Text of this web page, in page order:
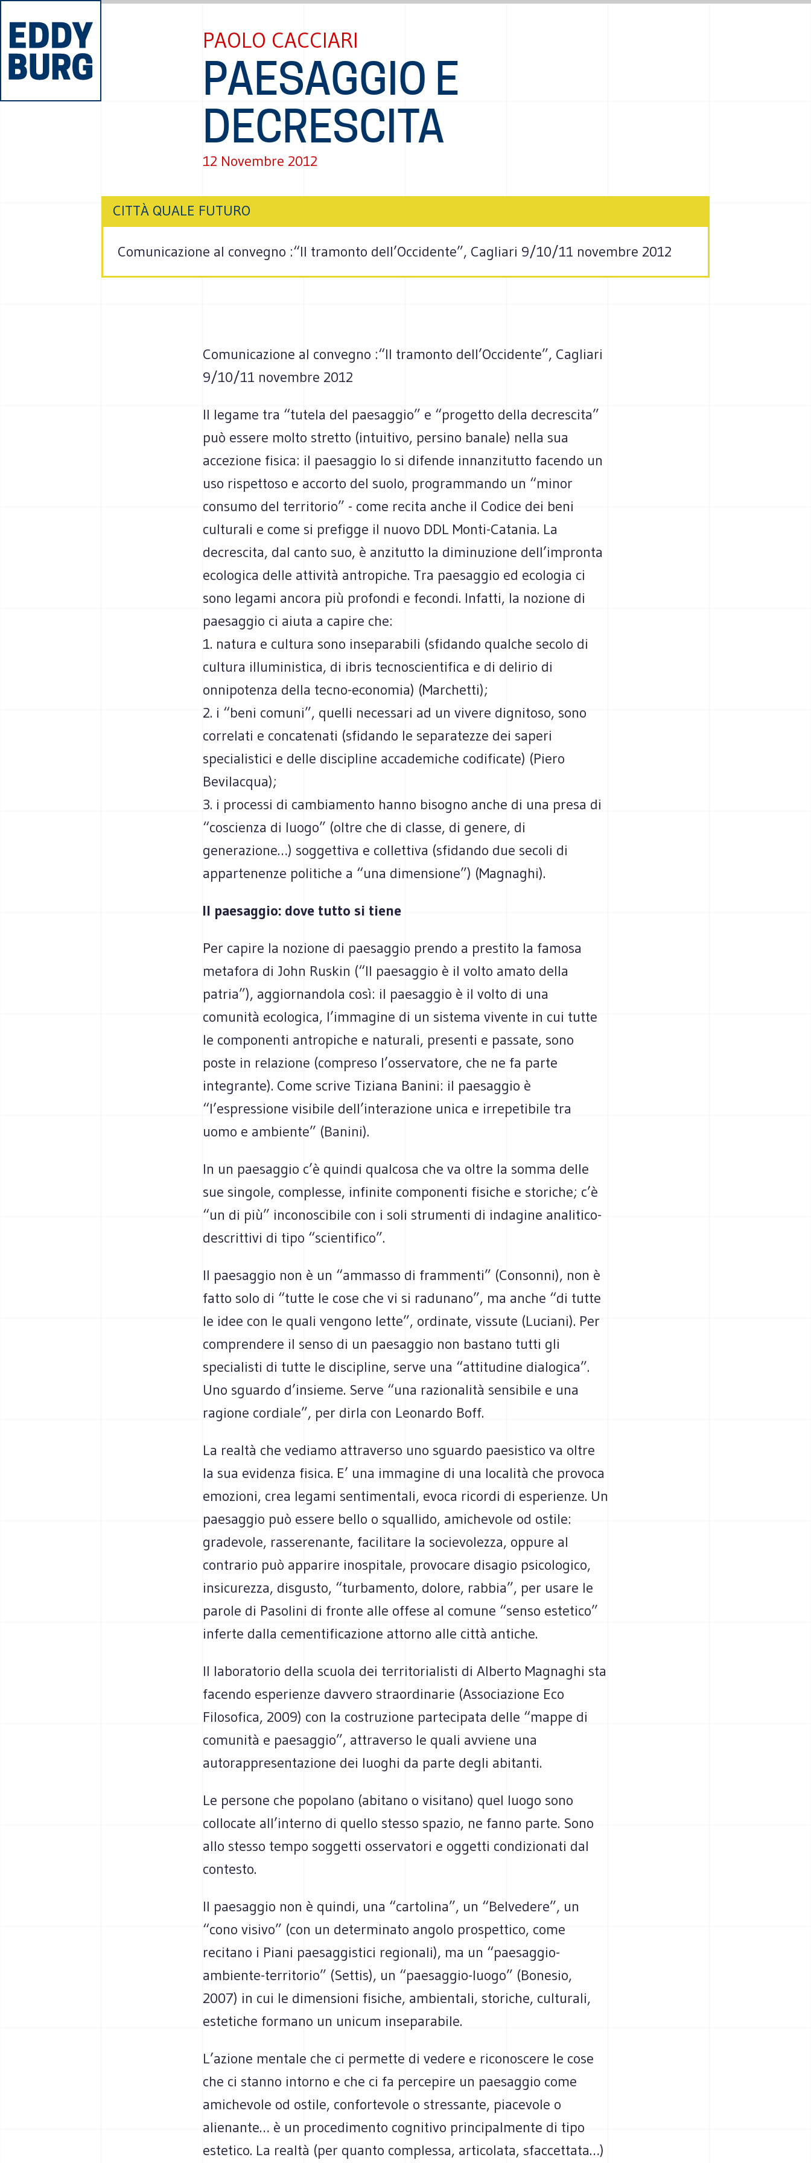
PAOLO CACCIARI
PAESAGGIO E
DECRESCITA
12 Novembre 2012
CITTÀ QUALE FUTURO
Comunicazione al convegno :“Il tramonto dell’Occidente”, Cagliari 9/10/11 novembre 2012
Comunicazione al convegno :“Il tramonto dell’Occidente”, Cagliari
9/10/11 novembre 2012
Il legame tra “tutela del paesaggio” e “progetto della decrescita”
può essere molto stretto (intuitivo, persino banale) nella sua
accezione fisica: il paesaggio lo si difende innanzitutto facendo un
uso rispettoso e accorto del suolo, programmando un “minor
consumo del territorio” - come recita anche il Codice dei beni
culturali e come si prefigge il nuovo DDL Monti-Catania. La
decrescita, dal canto suo, è anzitutto la diminuzione dell’impronta
ecologica delle attività antropiche. Tra paesaggio ed ecologia ci
sono legami ancora più profondi e fecondi. Infatti, la nozione di
paesaggio ci aiuta a capire che:
1. natura e cultura sono inseparabili (sfidando qualche secolo di
cultura illuministica, di ibris tecnoscientifica e di delirio di
onnipotenza della tecno-economia) (Marchetti);
2. i “beni comuni”, quelli necessari ad un vivere dignitoso, sono
correlati e concatenati (sfidando le separatezze dei saperi
specialistici e delle discipline accademiche codificate) (Piero
Bevilacqua);
3. i processi di cambiamento hanno bisogno anche di una presa di
“coscienza di luogo” (oltre che di classe, di genere, di
generazione…) soggettiva e collettiva (sfidando due secoli di
appartenenze politiche a “una dimensione”) (Magnaghi).
Il paesaggio: dove tutto si tiene
Per capire la nozione di paesaggio prendo a prestito la famosa
metafora di John Ruskin (“Il paesaggio è il volto amato della
patria”), aggiornandola così: il paesaggio è il volto di una
comunità ecologica, l’immagine di un sistema vivente in cui tutte
le componenti antropiche e naturali, presenti e passate, sono
poste in relazione (compreso l’osservatore, che ne fa parte
integrante). Come scrive Tiziana Banini: il paesaggio è
“l’espressione visibile dell’interazione unica e irrepetibile tra
uomo e ambiente” (Banini).
In un paesaggio c’è quindi qualcosa che va oltre la somma delle
sue singole, complesse, infinite componenti fisiche e storiche; c’è
“un di più” inconoscibile con i soli strumenti di indagine analitico-
descrittivi di tipo “scientifico”.
Il paesaggio non è un “ammasso di frammenti” (Consonni), non è
fatto solo di “tutte le cose che vi si radunano”, ma anche “di tutte
le idee con le quali vengono lette”, ordinate, vissute (Luciani). Per
comprendere il senso di un paesaggio non bastano tutti gli
specialisti di tutte le discipline, serve una “attitudine dialogica”.
Uno sguardo d’insieme. Serve “una razionalità sensibile e una
ragione cordiale”, per dirla con Leonardo Boff.
La realtà che vediamo attraverso uno sguardo paesistico va oltre
la sua evidenza fisica. E’ una immagine di una località che provoca
emozioni, crea legami sentimentali, evoca ricordi di esperienze. Un
paesaggio può essere bello o squallido, amichevole od ostile:
gradevole, rasserenante, facilitare la socievolezza, oppure al
contrario può apparire inospitale, provocare disagio psicologico,
insicurezza, disgusto, “turbamento, dolore, rabbia”, per usare le
parole di Pasolini di fronte alle offese al comune “senso estetico”
inferte dalla cementificazione attorno alle città antiche.
Il laboratorio della scuola dei territorialisti di Alberto Magnaghi sta
facendo esperienze davvero straordinarie (Associazione Eco
Filosofica, 2009) con la costruzione partecipata delle “mappe di
comunità e paesaggio”, attraverso le quali avviene una
autorappresentazione dei luoghi da parte degli abitanti.
Le persone che popolano (abitano o visitano) quel luogo sono
collocate all’interno di quello stesso spazio, ne fanno parte. Sono
allo stesso tempo soggetti osservatori e oggetti condizionati dal
contesto.
Il paesaggio non è quindi, una “cartolina”, un “Belvedere”, un
“cono visivo” (con un determinato angolo prospettico, come
recitano i Piani paesaggistici regionali), ma un “paesaggio-
ambiente-territorio” (Settis), un “paesaggio-luogo” (Bonesio,
2007) in cui le dimensioni fisiche, ambientali, storiche, culturali,
estetiche formano un unicum inseparabile.
L’azione mentale che ci permette di vedere e riconoscere le cose
che ci stanno intorno e che ci fa percepire un paesaggio come
amichevole od ostile, confortevole o stressante, piacevole o
alienante… è un procedimento cognitivo principalmente di tipo
estetico. La realtà (per quanto complessa, articolata, sfaccettata…)